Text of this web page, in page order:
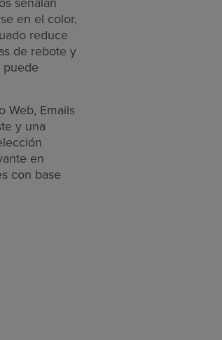
en el color,
reduce
de rebote y
puede
Web, Emails
y una
en
con base